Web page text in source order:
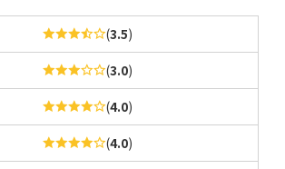
(3.5)
(3.0)
(4.0)
(4.0)